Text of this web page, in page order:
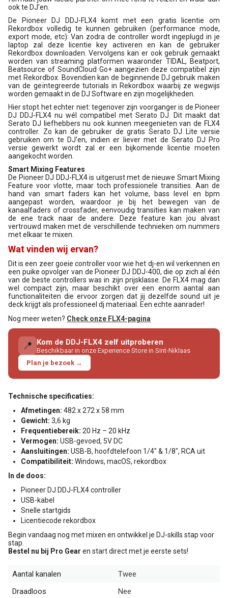
ook te DJ’en.
De Pioneer DJ DDJ-FLX4 komt met een gratis licentie om
Rekordbox volledig te kunnen gebruiken (performance mode,
export mode, etc): Van zodra de controller wordt ingeplugd in je
laptop zal deze licentie key activeren en kan de gebruiker
Rekordbox downloaden. Vervolgens kan er ook gebruik gemaakt
worden van streaming platformen waaronder TIDAL, Beatport,
Beatsource of SoundCloud Go+ aangezien deze compatibel zijn
met Rekordbox. Bovendien kan de beginnende DJ gebruik maken
van de geïntegreerde tutorials in Rekordbox waarbij ze wegwijs
worden gemaakt in de DJ Software en zijn mogelijkheden.
Hier stopt het echter niet: tegenover zijn voorganger is de Pioneer
DJ DDJ-FLX4 nu wél compatibel met Serato DJ. Dit maakt dat
Serato DJ liefhebbers nu ook kunnen meegenieten van de FLX4
controller. Zo kan de gebruiker de gratis Serato DJ Lite versie
gebruiken om te DJ'en, indien er liever met de Serato DJ Pro
versie gewerkt wordt zal er een bijkomende licentie moeten
aangekocht worden.
Smart Mixing Features
De Pioneer DJ DDJ-FLX4 is uitgerust met de nieuwe Smart Mixing
Feature voor vlotte, maar toch professionele transities. Aan de
hand van smart faders kan het volume, bass level en bpm
aangepast worden, waardoor je bij het bewegen van de
kanaalfaders of crossfader, eenvoudig transities kan maken van
de ene track naar de andere. Deze feature kan jou alvast
vertrouwd maken met de verschillende technieken om nummers
met elkaar te mixen.
Wat vinden wij ervan?
Dit is een zeer goeie controller voor wie het dj-en wil verkennen en
een puike opvolger van de Pioneer DJ DDJ-400, die op zich al één
van de beste controllers was in zijn prijsklasse. De FLX4 mag dan
wel compact zijn, maar beschikt over een enorm aantal aan
functionaliteiten die ervoor zorgen dat jij dezelfde sound uit je
deck krijgt als professioneel dj materiaal. Een echte aanrader!
Nog meer weten? Check onze FLX4-pagina
📍 Kom de DDJ-FLX4 zelf uitproberen
Beschikbaar in onze Experience Store in Sint-Niklaas
Plan je bezoek →
Technische specificaties:
Afmetingen: 482 x 272 x 58 mm
Gewicht: 3,6 kg
Frequentiebereik: 20 Hz – 20 kHz
Vermogen: USB-gevoed, 5V DC
Aansluitingen: USB-B, hoofdtelefoon 1/4" & 1/8", RCA uit
Compatibiliteit: Windows, macOS, rekordbox
In de doos:
Pioneer DJ DDJ-FLX4 controller
USB-kabel
Snelle startgids
Licentiecode rekordbox
Begin vandaag nog met mixen en ontwikkel je DJ-skills stap voor
stap.
Bestel nu bij Pro Gear en start direct met je eerste sets!
Aantal kanalen
Twee
Draadloos
Nee